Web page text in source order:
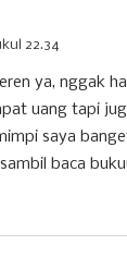
22.34
ya, nggak
uang tapi
saya
baca